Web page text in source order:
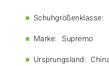
Schuhgrößenklasse:
Marke: Supremo
Ursprungsland: